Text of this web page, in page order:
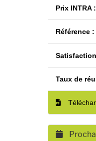
Prix INTRA :
Référence :
Taux de